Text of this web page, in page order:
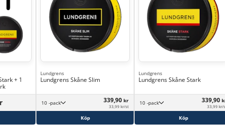
+ 1
Lundgrens
Lundgrens Skåne Slim
10 -pack 339,90 kr
33,99 kr/st
Köp
Lundgrens
Lundgrens Skåne Stark
10 -pack 339,90
33,99 kr/
Köp